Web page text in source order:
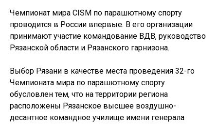
Чемпионат мира CISM по парашютному спорту
проводится в России впервые. В его организации
принимают участие командование ВДВ, руководство
Рязанской области и Рязанского гарнизона.
Выбор Рязани в качестве места проведения 32-го
Чемпионата мира по парашютному спорту
обусловлен тем, что на территории региона
расположены Рязанское высшее воздушно-
десантное командное училище имени генерала